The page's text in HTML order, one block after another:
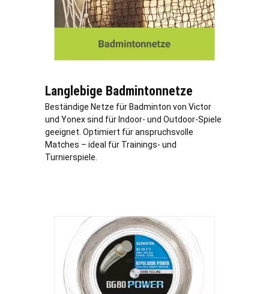
Langlebige Badmintonnetze
Beständige Netze für Badminton von Victor
und Yonex sind für Indoor- und Outdoor-Spiele
geeignet. Optimiert für anspruchsvolle
Matches – ideal für Trainings- und
Turnierspiele.